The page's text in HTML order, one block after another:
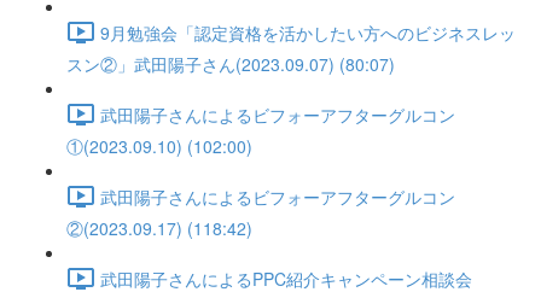
9月勉強会「認定資格を活かしたい方へのビジネスレッ
スン②」武田陽子さん(2023.09.07) (80:07)
武田陽子さんによるビフォーアフターグルコン
①(2023.09.10) (102:00)
武田陽子さんによるビフォーアフターグルコン
②(2023.09.17) (118:42)
武田陽子さんによるPPC紹介キャンペーン相談会